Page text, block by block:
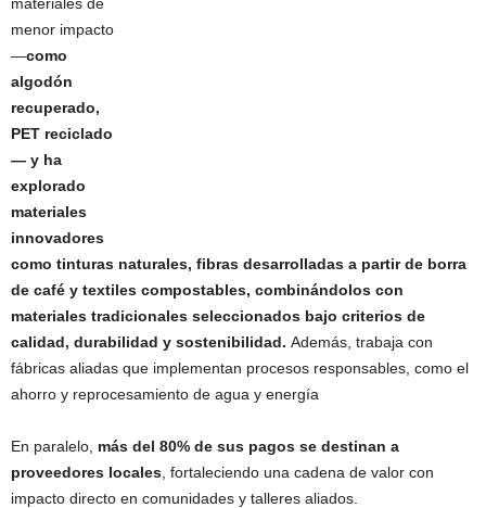
menor impacto
—como
algodón
recuperado,
PET reciclado
— y ha
explorado
materiales
innovadores
como tinturas naturales, fibras desarrolladas a partir de borra
de café y textiles compostables, combinándolos con
materiales tradicionales seleccionados bajo criterios de
calidad, durabilidad y sostenibilidad. Además, trabaja con
fábricas aliadas que implementan procesos responsables, como el
ahorro y reprocesamiento de agua y energía
En paralelo, más del 80% de sus pagos se destinan a
proveedores locales , fortaleciendo una cadena de valor con
impacto directo en comunidades y talleres aliados.